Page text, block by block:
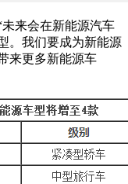
来会在新能源汽车
。我们要成为新能源
来更多新能源车